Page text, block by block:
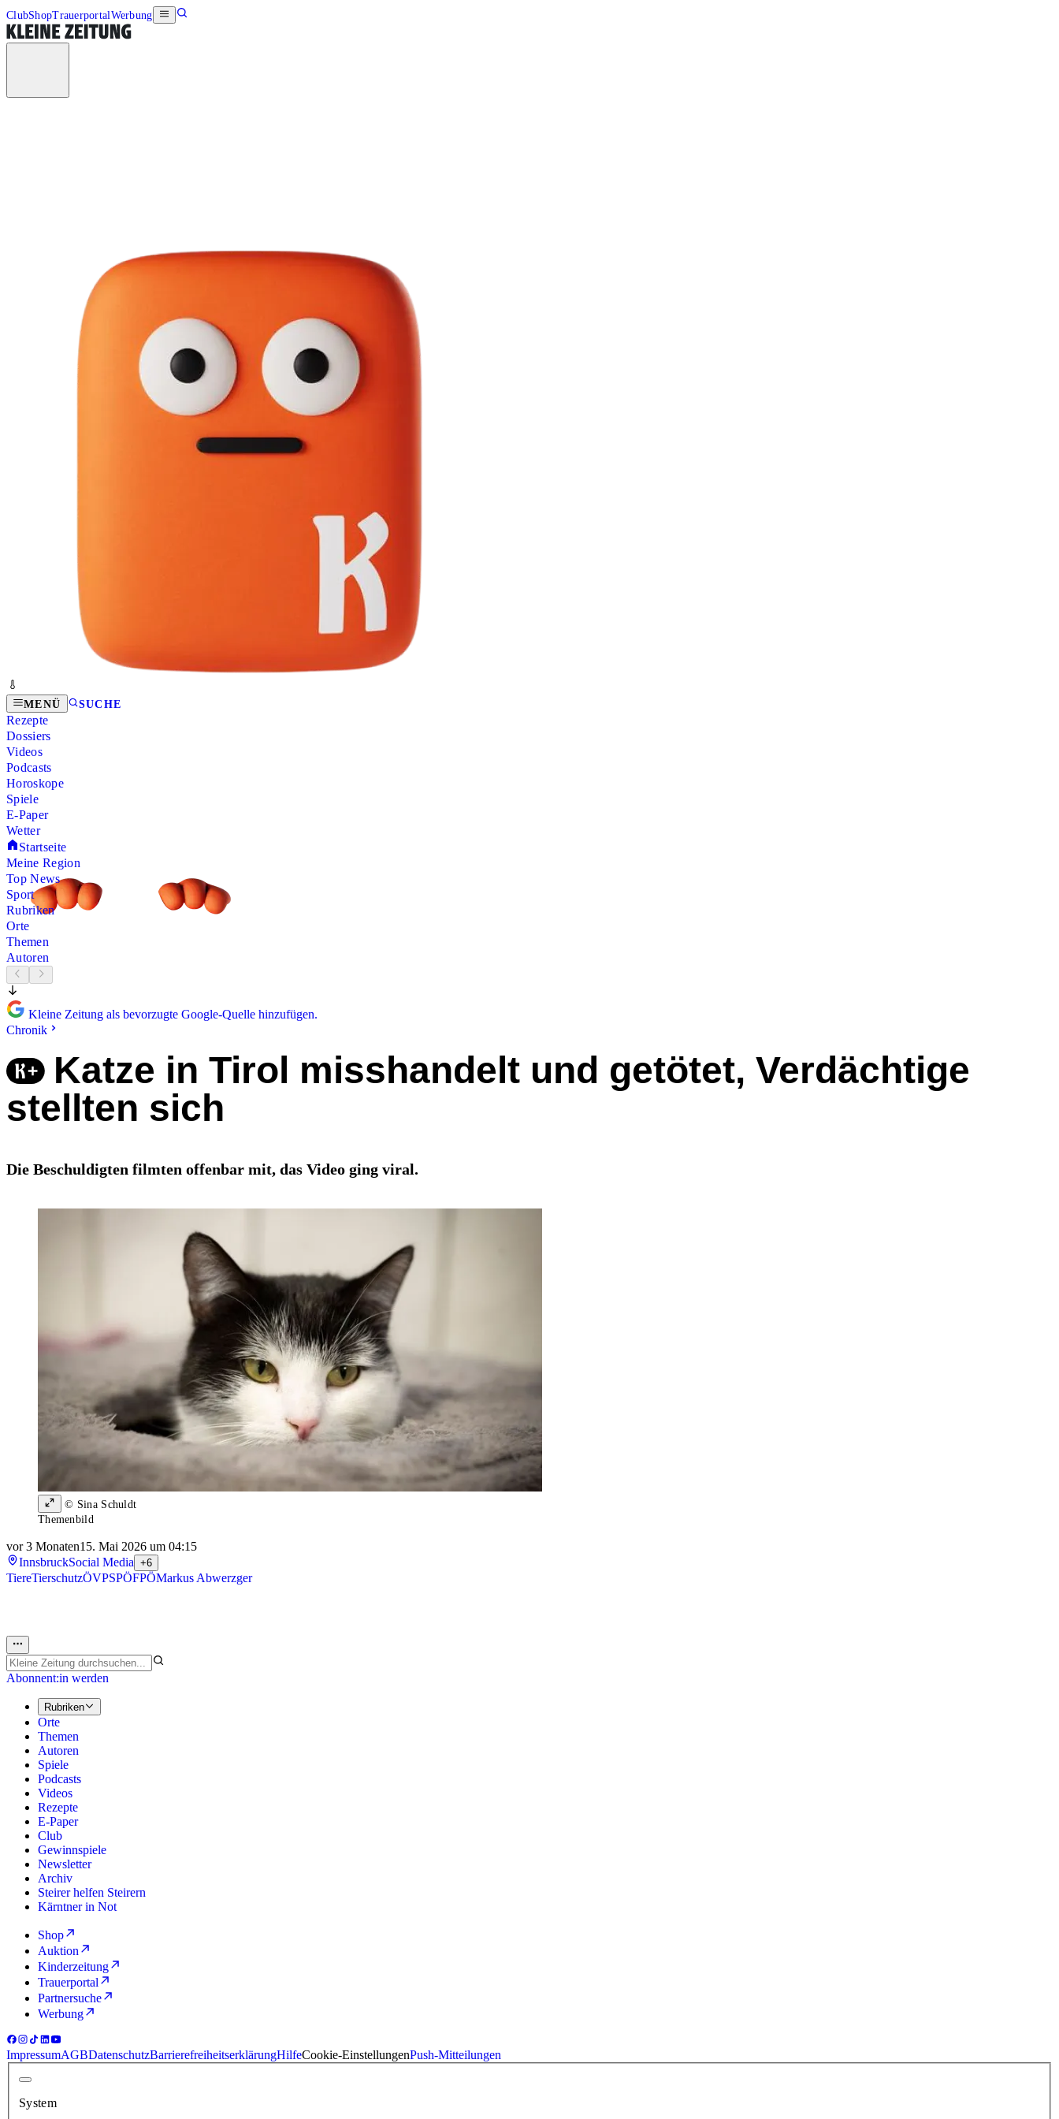
ClubShopTrauerportalWerbung
MENÜ SUCHE
Rezepte
Dossiers
Videos
Podcasts
Horoskope
Spiele
E-Paper
Wetter
Startseite
Meine Region
Top News
Sport
Rubriken
Orte
Themen
Autoren
Kleine Zeitung als bevorzugte Google-Quelle hinzufügen.
Chronik
Katze in Tirol misshandelt und getötet, Verdächtige
stellten sich
Die Beschuldigten filmten offenbar mit, das Video ging viral.
© Sina Schuldt
Themenbild
vor 3 Monaten15. Mai 2026 um 04:15
InnsbruckSocial Media +6
TiereTierschutzÖVPSPÖFPÖMarkus Abwerzger
Abonnent:in werden
Rubriken
Orte
Themen
Autoren
Spiele
Podcasts
Videos
Rezepte
E-Paper
Club
Gewinnspiele
Newsletter
Archiv
Steirer helfen Steirern
Kärntner in Not
Shop
Auktion
Kinderzeitung
Trauerportal
Partnersuche
Werbung
ImpressumAGBDatenschutzBarrierefreiheitserklärungHilfeCookie-EinstellungenPush-Mitteilungen
System